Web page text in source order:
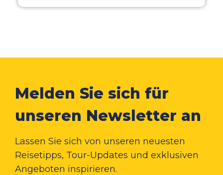
Melden Sie sich für
unseren Newsletter an
Lassen Sie sich von unseren neuesten
Reisetipps, Tour-Updates und exklusiven
Angeboten inspirieren.